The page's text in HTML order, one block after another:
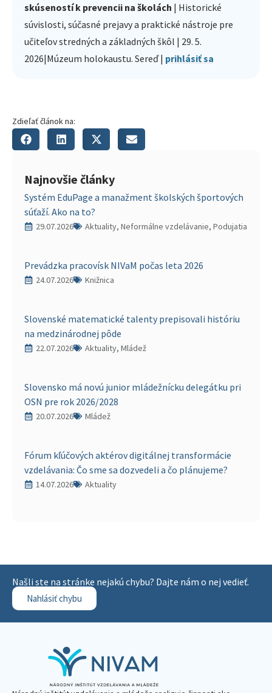
skúseností k prevencii na školách | Historické
súvislosti, súčasné prejavy a praktické nástroje pre
učiteľov stredných a základných škôl | 29. 5.
2026|Múzeum holokaustu. Sereď | prihlásiť sa
Zdieľať článok na:
Najnovšie články
Systém EduPage a manažment školských športových
súťaží. Ako na to?
29.07.2026 Aktuality, Neformálne vzdelávanie, Podujatia
Prevádzka pracovísk NIVaM počas leta 2026
24.07.2026 Knižnica
Slovenské matematické talenty prepisovali históriu
na medzinárodnej pôde
22.07.2026 Aktuality, Mládež
Slovensko má novú junior mládežnícku delegátku pri
OSN pre rok 2026/2028
20.07.2026 Mládež
Fórum kľúčových aktérov digitálnej transformácie
vzdelávania: Čo sme sa dozvedeli a čo plánujeme?
14.07.2026 Aktuality
Našli ste na stránke nejakú chybu? Dajte nám o nej vedieť.
Nahlásiť chybu